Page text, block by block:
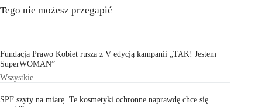
Tego nie możesz przegapić
Fundacja Prawo Kobiet rusza z V edycją kampanii „TAK! Jestem
SuperWOMAN”
Wszystkie
SPF szyty na miarę. Te kosmetyki ochronne naprawdę chce się